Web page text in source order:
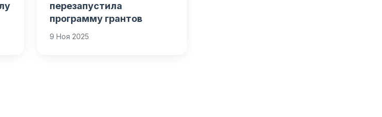
перезапустила
программу грантов
9 Ноя 2025